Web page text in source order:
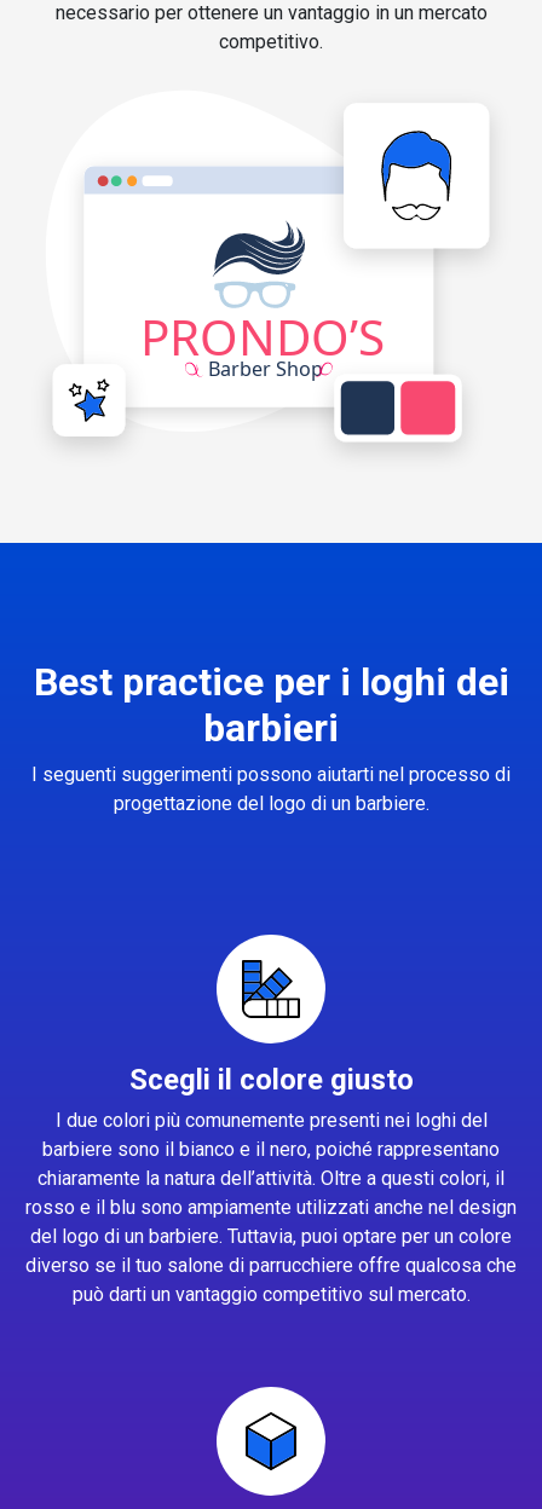
necessario per ottenere un vantaggio in un mercato
competitivo.
Best practice per i loghi dei
barbieri
I seguenti suggerimenti possono aiutarti nel processo di
progettazione del logo di un barbiere.
Scegli il colore giusto
I due colori più comunemente presenti nei loghi del
barbiere sono il bianco e il nero, poiché rappresentano
chiaramente la natura dell’attività. Oltre a questi colori, il
rosso e il blu sono ampiamente utilizzati anche nel design
del logo di un barbiere. Tuttavia, puoi optare per un colore
diverso se il tuo salone di parrucchiere offre qualcosa che
può darti un vantaggio competitivo sul mercato.